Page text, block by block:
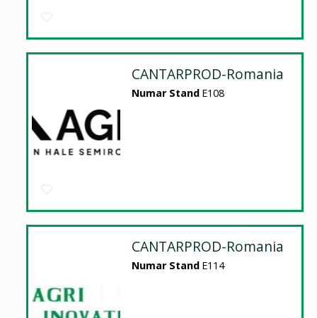
CANTARPROD-Romania
Numar Stand E108
CANTARPROD-Romania
Numar Stand E114